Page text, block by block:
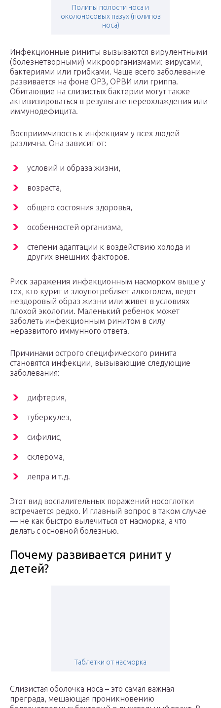
Полипы полости носа и
околоносовых пазух (полипоз
носа)
Инфекционные риниты вызываются вирулентными
(болезнетворными) микроорганизмами: вирусами,
бактериями или грибками. Чаще всего заболевание
развивается на фоне ОРЗ, ОРВИ или гриппа.
Обитающие на слизистых бактерии могут также
активизироваться в результате переохлаждения или
иммунодефицита.
Восприимчивость к инфекциям у всех людей
различна. Она зависит от:
условий и образа жизни,
возраста,
общего состояния здоровья,
особенностей организма,
степени адаптации к воздействию холода и
других внешних факторов.
Риск заражения инфекционным насморком выше у
тех, кто курит и злоупотребляет алкоголем, ведет
нездоровый образ жизни или живет в условиях
плохой экологии. Маленький ребенок может
заболеть инфекционным ринитом в силу
неразвитого иммунного ответа.
Причинами острого специфического ринита
становятся инфекции, вызывающие следующие
заболевания:
дифтерия,
туберкулез,
сифилис,
склерома,
лепра и т.д.
Этот вид воспалительных поражений носоглотки
встречается редко. И главный вопрос в таком случае
— не как быстро вылечиться от насморка, а что
делать с основной болезнью.
Почему развивается ринит у
детей?
Таблетки от насморка
Слизистая оболочка носа – это самая важная
преграда, мешающая проникновению